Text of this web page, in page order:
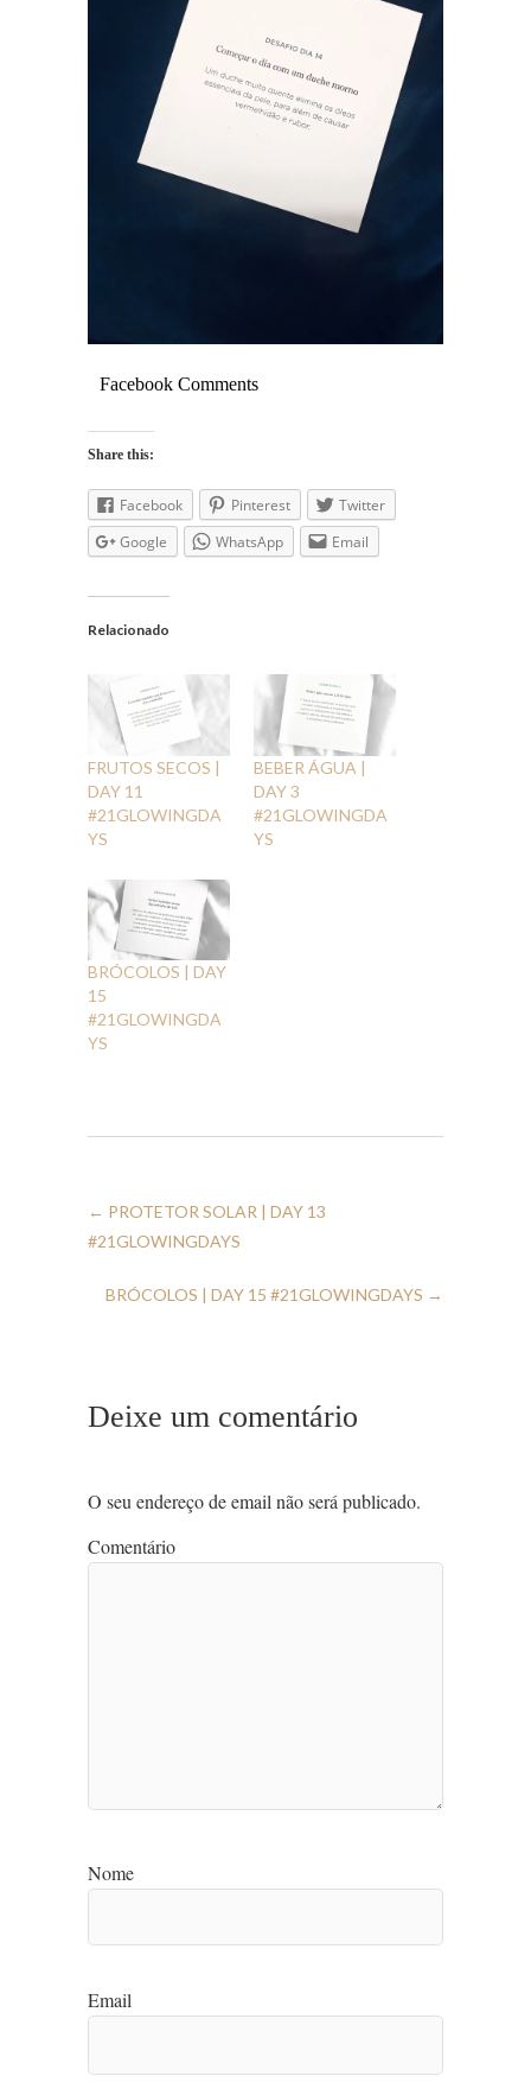
Facebook Comments
Share this:
Facebook Pinterest
Twitter
Google
WhatsApp Email
Relacionado
FRUTOS SECOS |
DAY 11
#21GLOWINGDA
YS
BEBER ÁGUA |
DAY 3
#21GLOWINGDA
YS
BRÓCOLOS | DAY
15
#21GLOWINGDA
YS
← PROTETOR SOLAR | DAY 13
#21GLOWINGDAYS
BRÓCOLOS | DAY 15 #21GLOWINGDAYS →
Deixe um comentário
O seu endereço de email não será publicado.
Comentário
Nome
Email